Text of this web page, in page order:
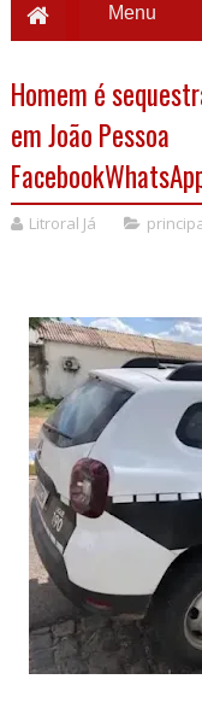
Homem é
em João Pessoa
Litroral Já